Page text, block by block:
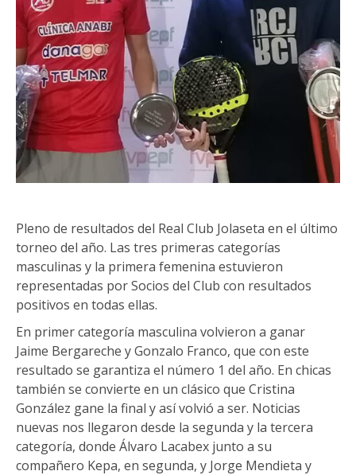
Pleno de resultados del Real Club Jolaseta en el último
torneo del año. Las tres primeras categorías
masculinas y la primera femenina estuvieron
representadas por Socios del Club con resultados
positivos en todas ellas.
En primer categoría masculina volvieron a ganar
Jaime Bergareche y Gonzalo Franco, que con este
resultado se garantiza el número 1 del año. En chicas
también se convierte en un clásico que Cristina
González gane la final y así volvió a ser. Noticias
nuevas nos llegaron desde la segunda y la tercera
categoría, donde Álvaro Lacabex junto a su
compañero Kepa, en segunda, y Jorge Mendieta y